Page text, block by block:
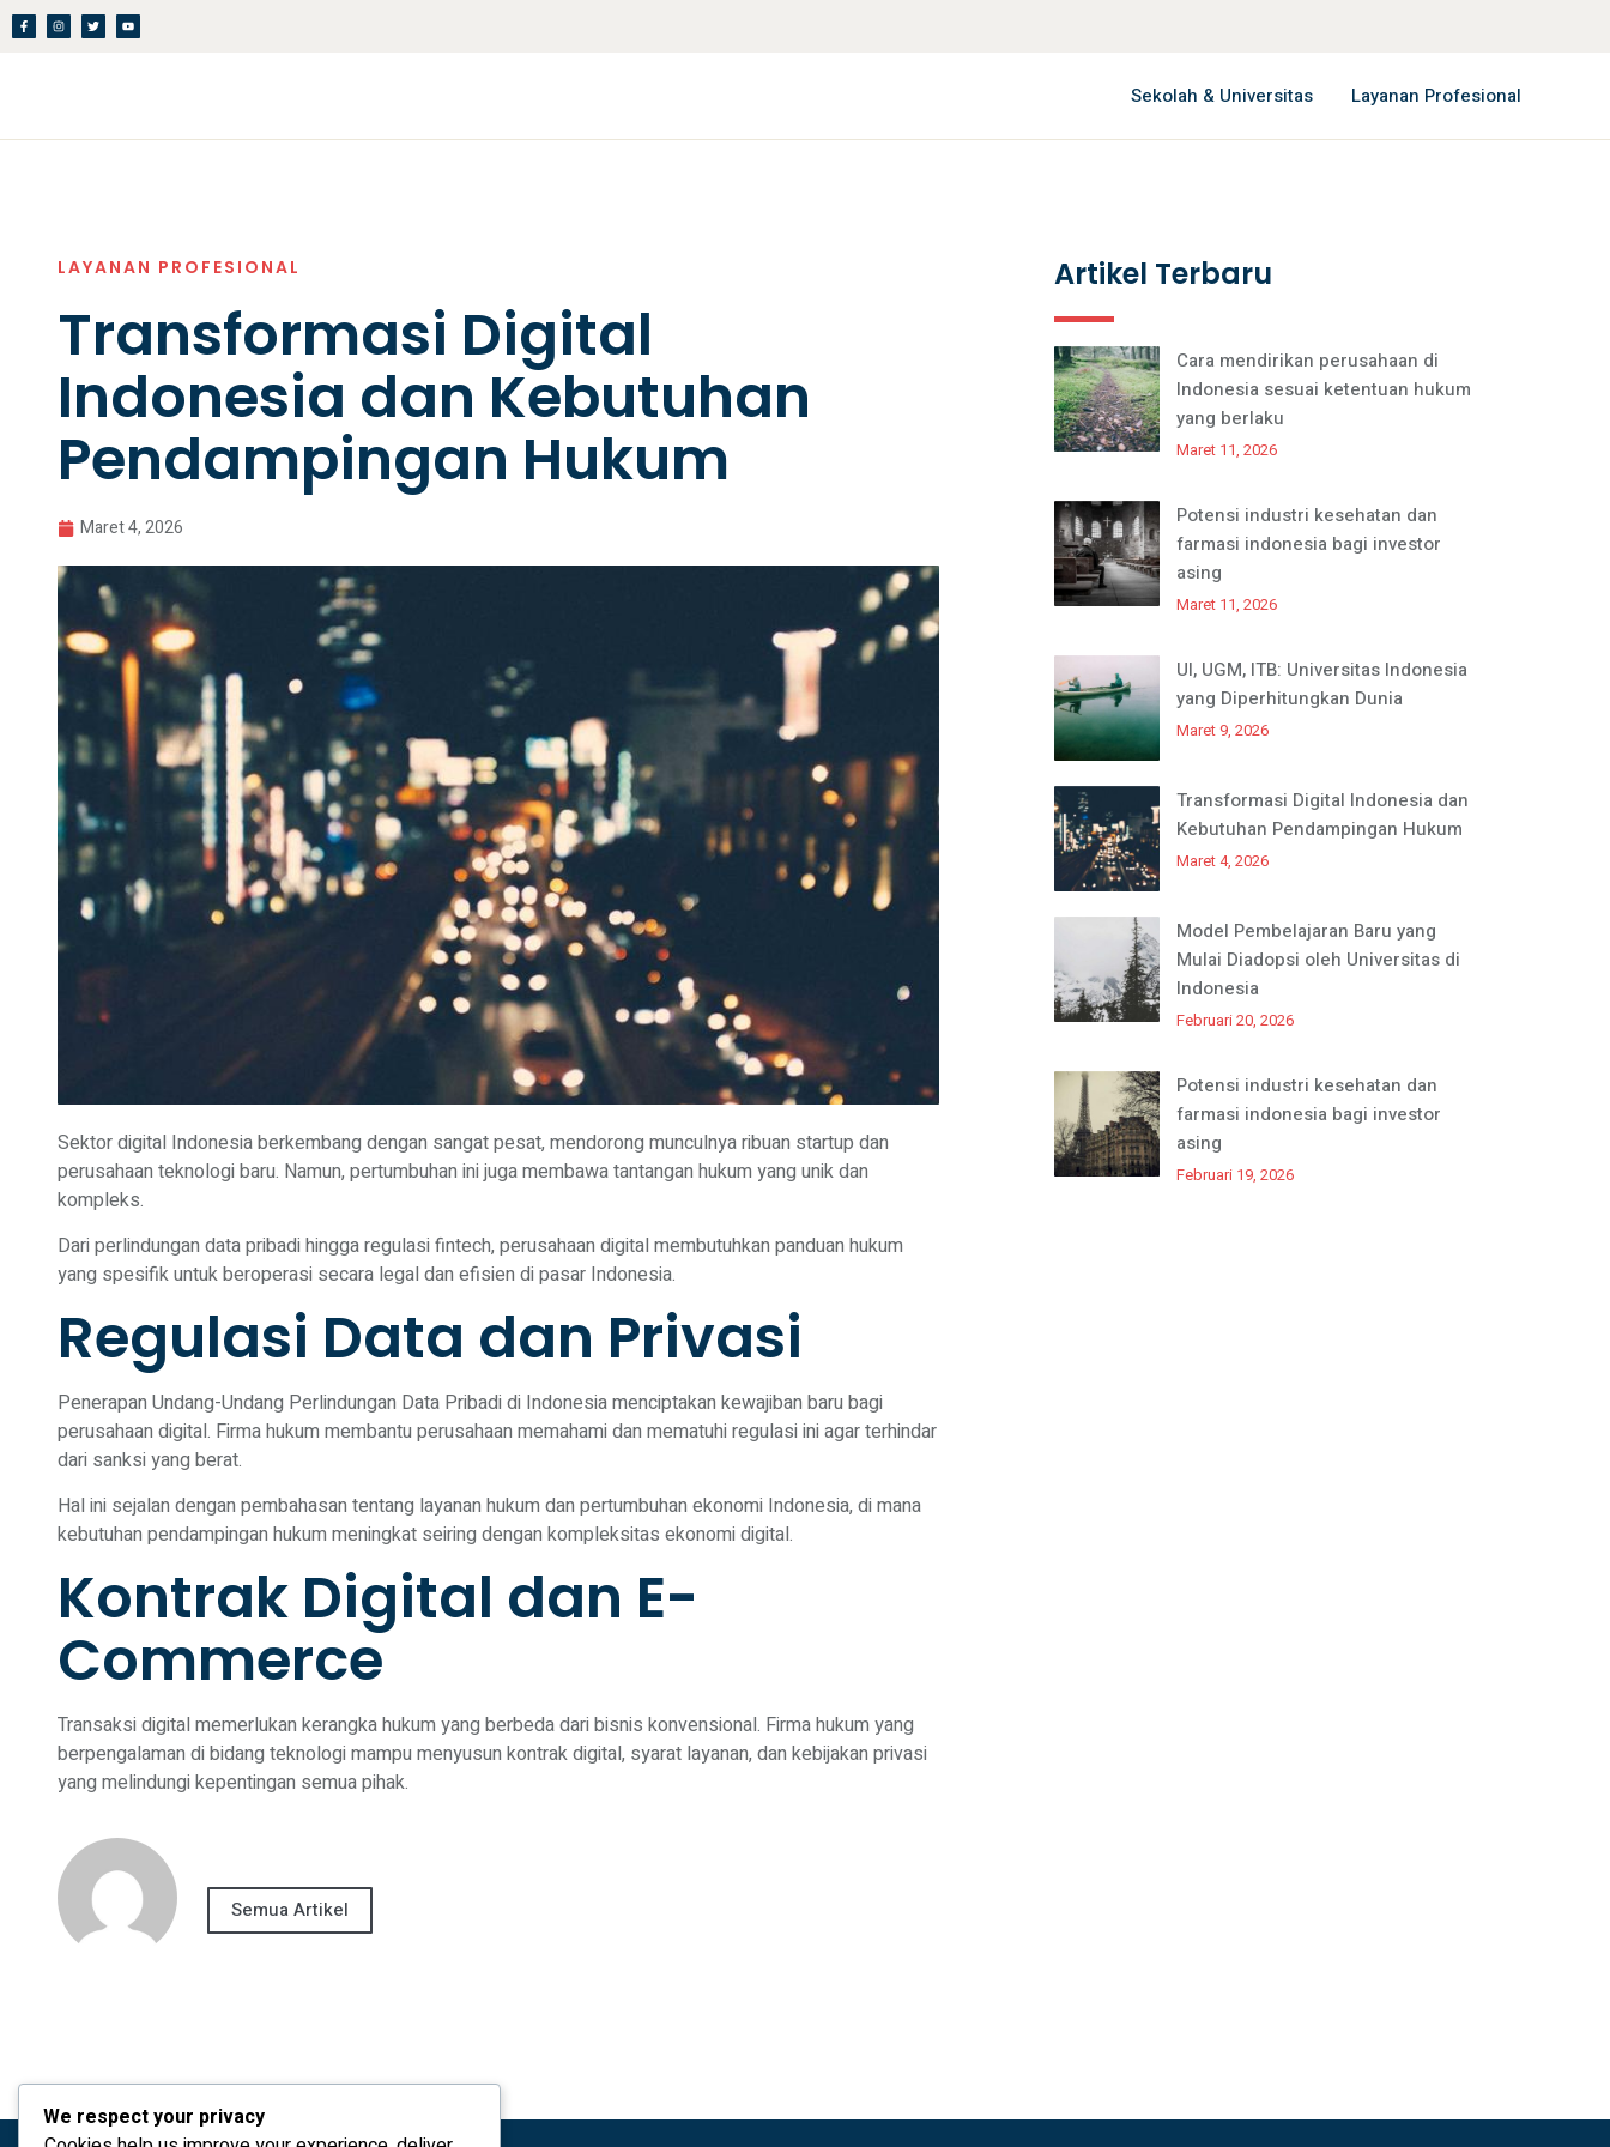
Sekolah & Universitas Layanan Profesional
LAYANAN PROFESIONAL
Transformasi Digital
Indonesia dan Kebutuhan
Pendampingan Hukum
Maret 4, 2026
Sektor digital Indonesia berkembang dengan sangat pesat, mendorong munculnya ribuan startup dan
perusahaan teknologi baru. Namun, pertumbuhan ini juga membawa tantangan hukum yang unik dan
kompleks.
Dari perlindungan data pribadi hingga regulasi fintech, perusahaan digital membutuhkan panduan hukum
yang spesifik untuk beroperasi secara legal dan efisien di pasar Indonesia.
Regulasi Data dan Privasi
Penerapan Undang-Undang Perlindungan Data Pribadi di Indonesia menciptakan kewajiban baru bagi
perusahaan digital. Firma hukum membantu perusahaan memahami dan mematuhi regulasi ini agar terhindar
dari sanksi yang berat.
Hal ini sejalan dengan pembahasan tentang layanan hukum dan pertumbuhan ekonomi Indonesia, di mana
kebutuhan pendampingan hukum meningkat seiring dengan kompleksitas ekonomi digital.
Kontrak Digital dan E-
Commerce
Transaksi digital memerlukan kerangka hukum yang berbeda dari bisnis konvensional. Firma hukum yang
berpengalaman di bidang teknologi mampu menyusun kontrak digital, syarat layanan, dan kebijakan privasi
yang melindungi kepentingan semua pihak.
Semua Artikel
Artikel Terbaru
Cara mendirikan perusahaan di
Indonesia sesuai ketentuan hukum
yang berlaku
Maret 11, 2026
Potensi industri kesehatan dan
farmasi indonesia bagi investor
asing
Maret 11, 2026
UI, UGM, ITB: Universitas Indonesia
yang Diperhitungkan Dunia
Maret 9, 2026
Transformasi Digital Indonesia dan
Kebutuhan Pendampingan Hukum
Maret 4, 2026
Model Pembelajaran Baru yang
Mulai Diadopsi oleh Universitas di
Indonesia
Februari 20, 2026
Potensi industri kesehatan dan
farmasi indonesia bagi investor
asing
Februari 19, 2026
We respect your privacy